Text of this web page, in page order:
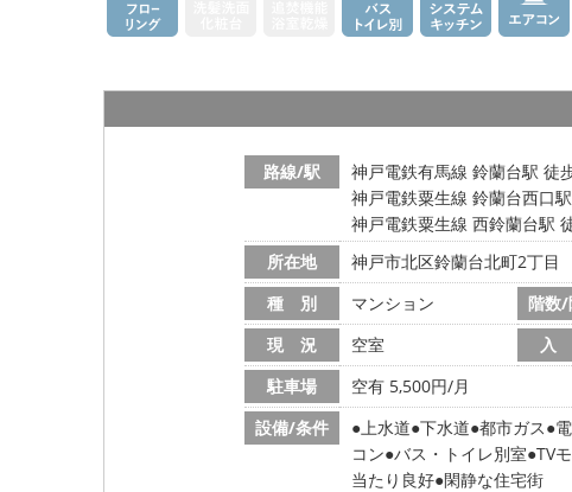
路線/駅
神戸電鉄有馬線 鈴蘭台駅 徒
神戸電鉄粟生線 鈴蘭台西口
神戸電鉄粟生線 西鈴蘭台駅
所在地
神戸市北区鈴蘭台北町2丁目
種 別
マンション 階数/
現 況
空室 入
駐車場
空有 5,500円/月
設備/条件
上水道 下水道 都市ガス
コン バス・トイレ別室 TV
当たり良好 閑静な住宅街